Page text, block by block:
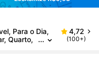
Para o Dia,
Quarto,
4,72
(100+)